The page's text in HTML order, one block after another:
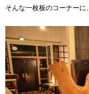
そんな一枚板のコーナーに